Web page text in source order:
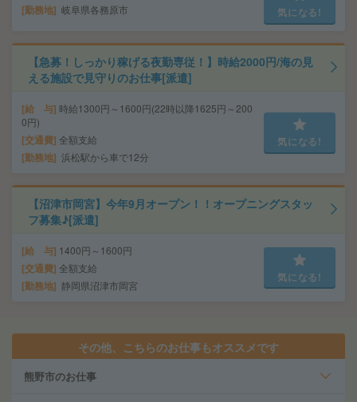
勤務地 岐阜県各務原市 気になる!
【急募！しっかり稼げる夜勤専従！】時給2000円/海の見
える施設で見守りのお仕事[派遣]
給 与 時給1300円～1600円(22時以降1625円～200
0円)
交通費 全額支給
勤務地 浜松駅から車で12分
気になる!
【沼津市岡宮】今年9月オープン！！オープニングスタッ
フ募集♪[派遣]
給 与 1400円～1600円
交通費 全額支給
勤務地 静岡県沼津市岡宮
気になる!
その他、こちらのお仕事もオススメです
熊野市のお仕事